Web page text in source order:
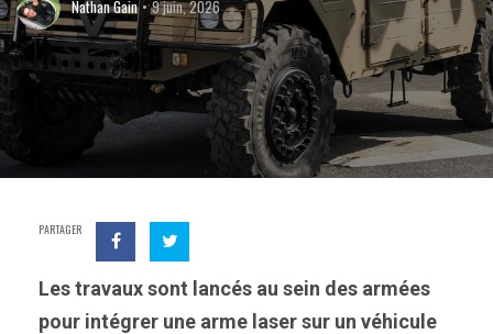
Nathan Gain 9 juin, 2026
PARTAGER
Les travaux sont lancés au sein des armées
pour intégrer une arme laser sur un véhicule